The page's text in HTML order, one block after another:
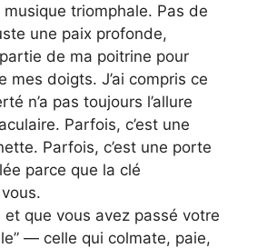
musique triomphale. Pas de
une paix profonde,
de ma poitrine pour
mes doigts. J’ai compris ce
n’a pas toujours l’allure
Parfois, c’est une
Parfois, c’est une porte
parce que la clé
vous.
et que vous avez passé votre
— celle qui colmate, paie,